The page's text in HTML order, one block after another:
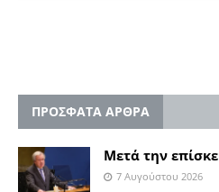
ΠΡΟΣΦΑΤΑ ΑΡΘΡΑ
Μετά την
7 Αυγούστου 2026